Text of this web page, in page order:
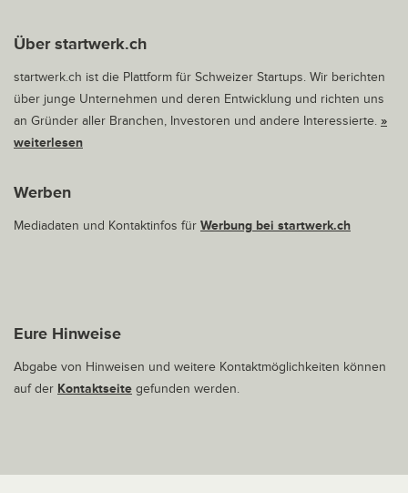
Über startwerk.ch
startwerk.ch ist die Plattform für Schweizer Startups. Wir berichten
über junge Unternehmen und deren Entwicklung und richten uns
an Gründer aller Branchen, Investoren und andere Interessierte. »
weiterlesen
Werben
Mediadaten und Kontaktinfos für Werbung bei startwerk.ch
Eure Hinweise
Abgabe von Hinweisen und weitere Kontaktmöglichkeiten können
auf der Kontaktseite gefunden werden.